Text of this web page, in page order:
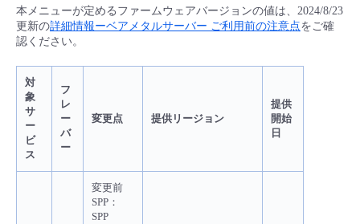
本メニューが定めるファームウェアバージョンの値は、2024/8/23
更新の詳細情報ーベアメタルサーバー ご利用前の注意点をご確
認ください。
対
象
サ
ー
ビ
ス
フ
レ
ー
バ
ー
変更点 提供リージョン
提供
開始
日
変更前
SPP：
SPP